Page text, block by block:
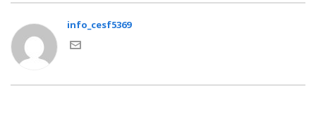
info_cesf5369